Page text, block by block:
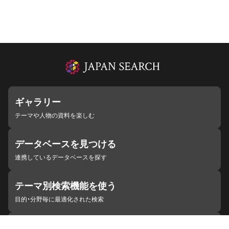
ギャラリー
テーマや人物の資料を楽しむ
データベースを見つける
連携しているデータベースを探す
テーマ別検索機能を使う
目的・分野毎に最適化された検索